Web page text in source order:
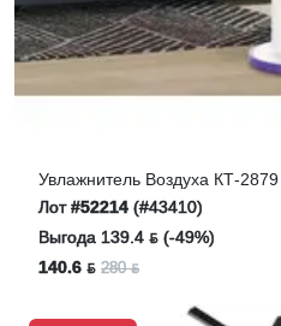
Увлажнитель Воздуха КТ-2879
Лот#52214 (#43410)
Выгода 139.4 ƃ (-49%)
140.6 ƃ 280 ƃ